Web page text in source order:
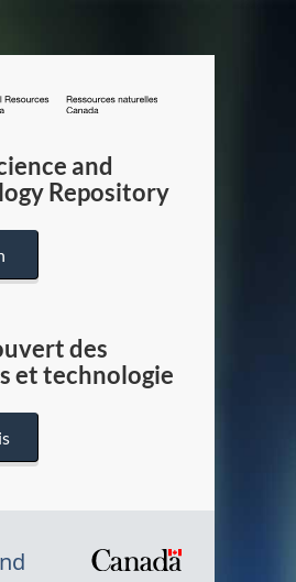
/
Canada
and
Repository
des
et technologie